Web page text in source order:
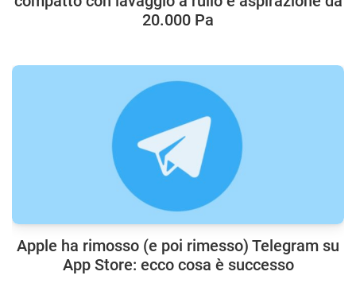
20.000 Pa
Apple ha rimosso (e poi rimesso) Telegram su
App Store: ecco cosa è successo